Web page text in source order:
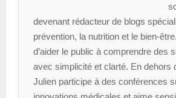
devenant rédacteur de blogs
prévention, la nutrition et le bien-
d’aider le public à comprendre des
avec simplicité et clarté. En dehors
Julien participe à des conférences